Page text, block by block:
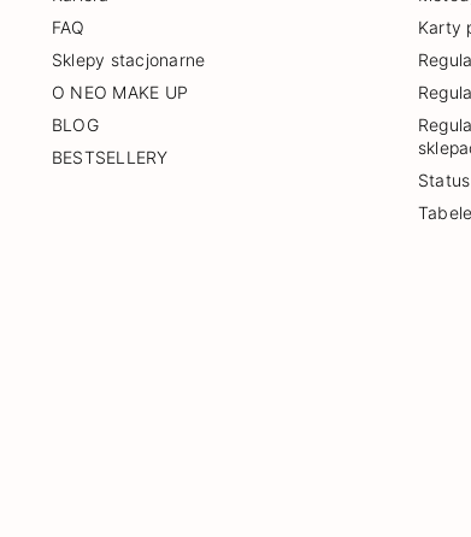
FAQ
Sklepy stacjonarne
O NEO MAKE UP
BLOG
BESTSELLERY
Karty